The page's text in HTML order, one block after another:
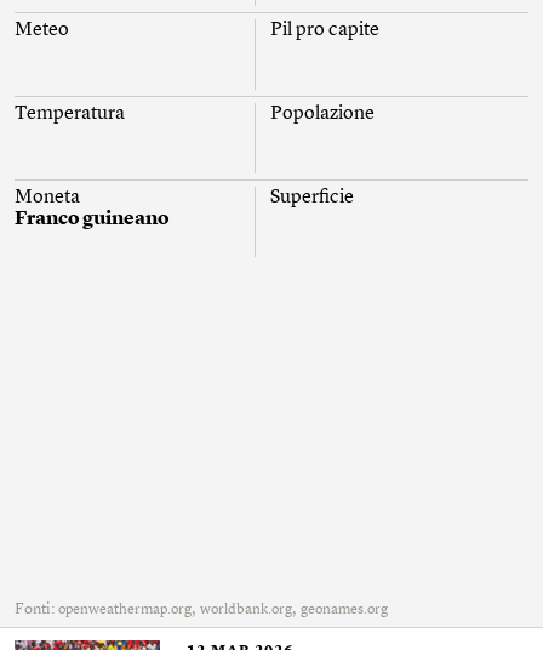
Meteo Pil pro capite
Temperatura Popolazione
Moneta
Franco guineano
Superficie
Fonti: openweathermap.org, worldbank.org, geonames.org